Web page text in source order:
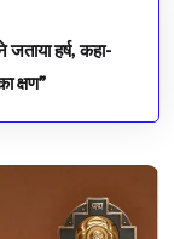
हर्ष, कहा-
क्षण”